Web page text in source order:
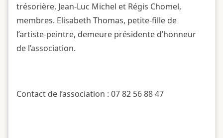
trésorière, Jean-Luc Michel et Régis Chomel,
membres. Elisabeth Thomas, petite-fille de
l’artiste-peintre, demeure présidente d’honneur
de l’association.
Contact de l’association : 07 82 56 88 47